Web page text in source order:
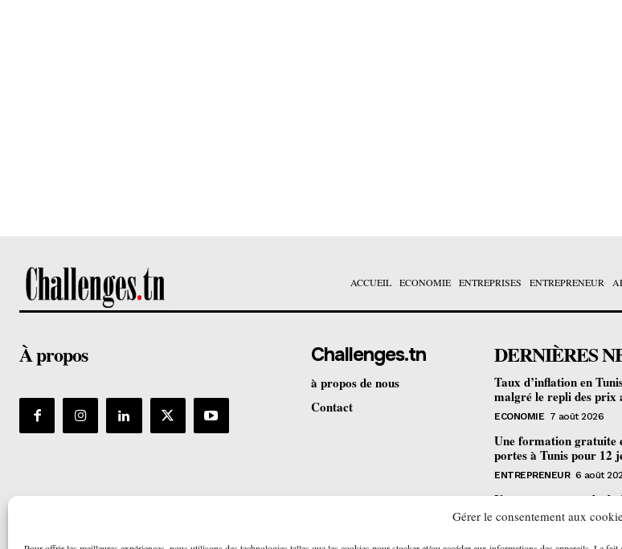
Gérer le consentement aux
ACCUEIL ECONOMIE ENTREPRISES ENTREPRENEUR
À propos Challenges.tn
à propos de nous
Contact
DERNIÈRES
Taux d’inflation en
malgré le repli des prix
ECONOMIE 7 août 2026
Une formation gratuite
portes à Tunis pour 12
ENTREPRENEUR 6 août
Un nouveau procédé
pharmaceutique en flux